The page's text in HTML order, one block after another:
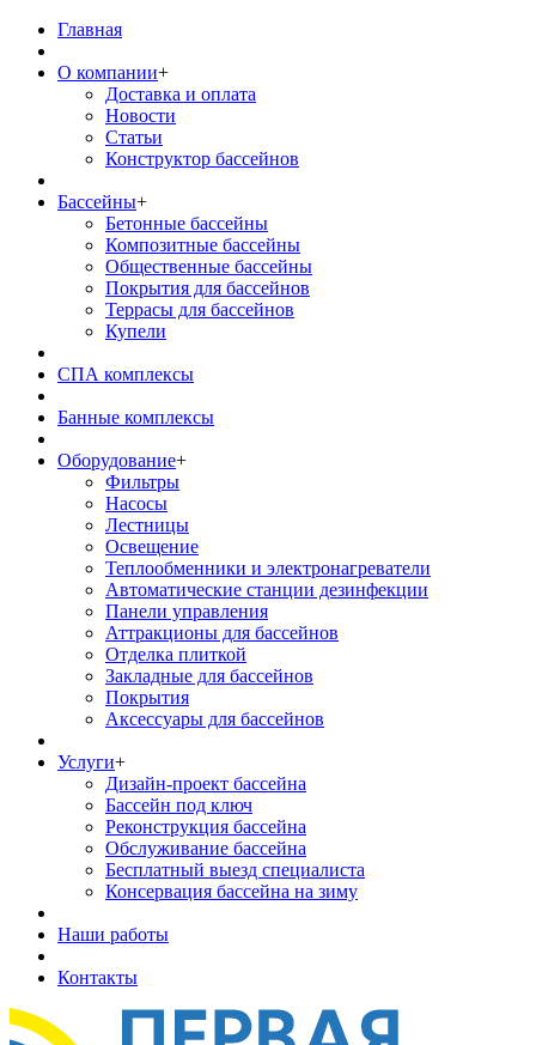
Главная
О компании+
Доставка и оплата
Новости
Статьи
Конструктор бассейнов
Бассейны+
Бетонные бассейны
Композитные бассейны
Общественные бассейны
Покрытия для бассейнов
Террасы для бассейнов
Купели
СПА комплексы
Банные комплексы
Оборудование+
Фильтры
Насосы
Лестницы
Освещение
Теплообменники и электронагреватели
Автоматические станции дезинфекции
Панели управления
Аттракционы для бассейнов
Отделка плиткой
Закладные для бассейнов
Покрытия
Аксессуары для бассейнов
Услуги+
Дизайн-проект бассейна
Бассейн под ключ
Реконструкция бассейна
Обслуживание бассейна
Бесплатный выезд специалиста
Консервация бассейна на зиму
Наши работы
Контакты